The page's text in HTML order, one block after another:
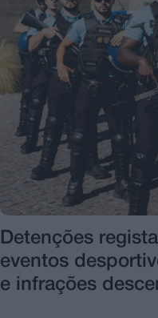
Detenções
eventos
e infrações